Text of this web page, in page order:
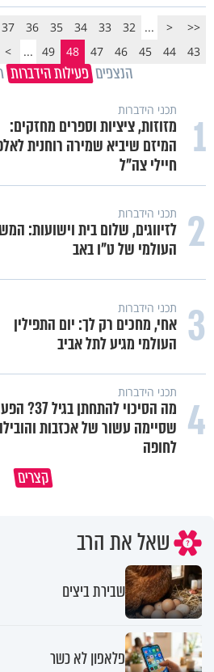
<<
<
...
32
33
34
35
36
37
43
44
45
46
47
48
49
...
>
הנצפים פעילות הידברות
1 תכני הידברות
מזוזות, ציציות וספרים מחזקים:
המיזם שיביא שמירה רוחנית
חיילי צה"ל
2 תכני הידברות
לזיווגים, שלום בית וישועות:
העולמי של ט"ו באב
3 תכני הידברות
אחי, מחכים רק לך: יום התפילין
העולמי מגיע לתל אביב
4 תכני הידברות
מה הסיכוי להתחתן
שסיימה עשור של אכזבות
לחופה
קצרים
שאל את הרב
שבירת ביצים
פלאפון לא כשר